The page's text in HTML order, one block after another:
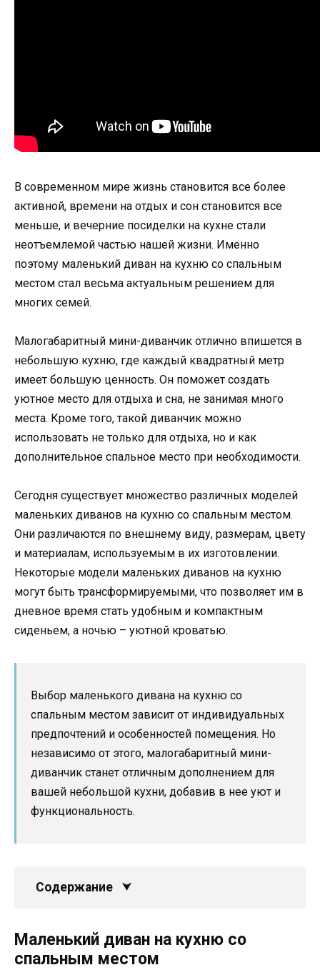
В современном мире жизнь становится все более
активной, времени на отдых и сон становится все
меньше, и вечерние посиделки на кухне стали
неотъемлемой частью нашей жизни. Именно
поэтому маленький диван на кухню со спальным
местом стал весьма актуальным решением для
многих семей.
Малогабаритный мини-диванчик отлично впишется в
небольшую кухню, где каждый квадратный метр
имеет большую ценность. Он поможет создать
уютное место для отдыха и сна, не занимая много
места. Кроме того, такой диванчик можно
использовать не только для отдыха, но и как
дополнительное спальное место при необходимости.
Сегодня существует множество различных моделей
маленьких диванов на кухню со спальным местом.
Они различаются по внешнему виду, размерам, цвету
и материалам, используемым в их изготовлении.
Некоторые модели маленьких диванов на кухню
могут быть трансформируемыми, что позволяет им в
дневное время стать удобным и компактным
сиденьем, а ночью – уютной кроватью.
Выбор маленького дивана на кухню со
спальным местом зависит от индивидуальных
предпочтений и особенностей помещения. Но
независимо от этого, малогабаритный мини-
диванчик станет отличным дополнением для
вашей небольшой кухни, добавив в нее уют и
функциональность.
Содержание
Маленький диван на кухню со
спальным местом